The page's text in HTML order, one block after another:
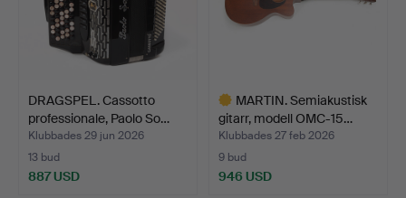
DRAGSPEL. Cassotto
professionale, Paolo So…
Klubbades 29 jun 2026
13 bud
887 USD
MARTIN. Semiakustisk
gitarr, modell OMC-15…
Klubbades 27 feb 2026
9 bud
946 USD